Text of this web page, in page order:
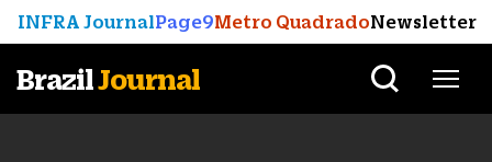
INFRA JournalPage9Metro QuadradoNewsletter
BrazilJournal